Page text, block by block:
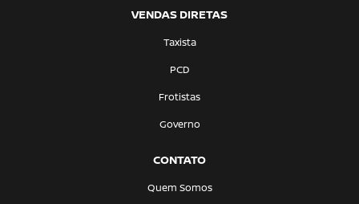
VENDAS DIRETAS
Taxista
PCD
Frotistas
Governo
CONTATO
Quem Somos